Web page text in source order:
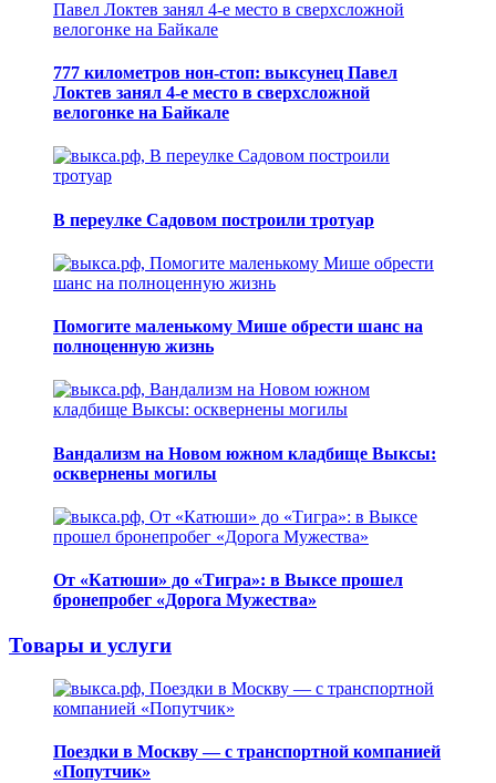
777 километров нон-стоп: выксунец Павел
Локтев занял 4-е место в сверхсложной
велогонке на Байкале
В переулке Садовом построили тротуар
Помогите маленькому Мише обрести шанс на
полноценную жизнь
Вандализм на Новом южном кладбище Выксы:
осквернены могилы
От «Катюши» до «Тигра»: в Выксе прошел
бронепробег «Дорога Мужества»
Товары и услуги
Поездки в Москву — с транспортной компанией
«Попутчик»